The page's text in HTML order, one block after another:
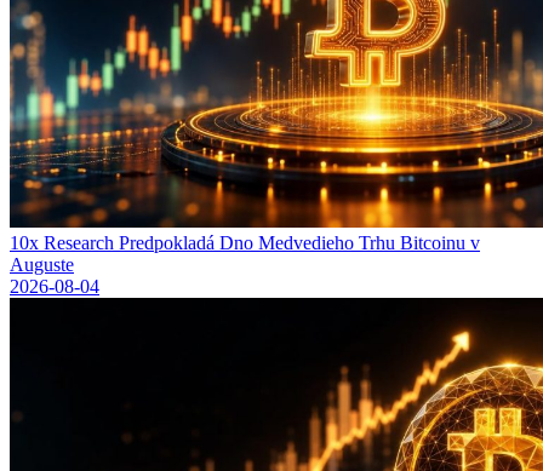
10x Research Predpokladá Dno Medvedieho Trhu Bitcoinu v
Auguste
2026-08-04